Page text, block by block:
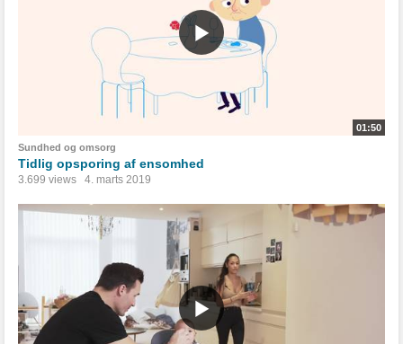
01:50
Sundhed og omsorg
Tidlig opsporing af ensomhed
3.699 views 4. marts 2019